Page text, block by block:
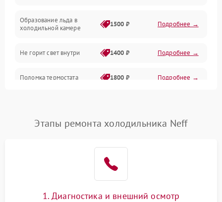
Образование льда в
холодильной камере
1500 ₽ Подробнее →
Не горит свет внутри 1400 ₽ Подробнее →
Поломка термостата 1800 ₽ Подробнее →
Поломка системы No Frost 2600 ₽ Подробнее →
Этапы ремонта холодильника Neff
1. Диагностика и внешний осмотр